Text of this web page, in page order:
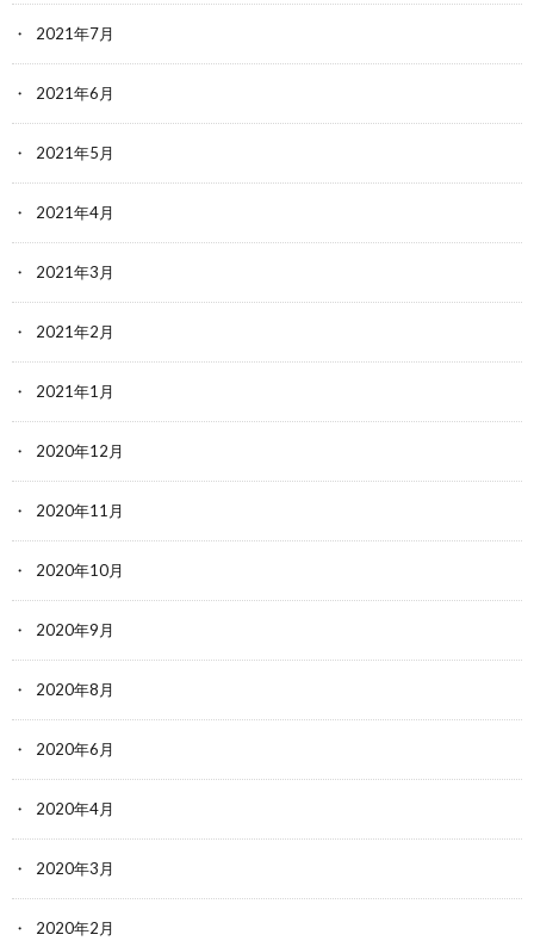
2021年7月
2021年6月
2021年5月
2021年4月
2021年3月
2021年2月
2021年1月
2020年12月
2020年11月
2020年10月
2020年9月
2020年8月
2020年6月
2020年4月
2020年3月
2020年2月